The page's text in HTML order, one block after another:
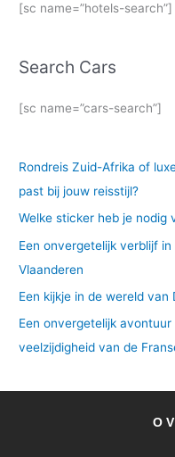
[sc name=”hotels-search”]
Search Cars
[sc name=”cars-search”]
Rondreis Zuid-Afrika of
past bij jouw reisstijl?
Welke sticker heb je nodig
Een onvergetelijk verblijf
Vlaanderen
Een kijkje in de wereld
Een onvergetelijk
veelzijdigheid van de